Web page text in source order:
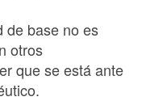
de base no es
otros
que se está ante